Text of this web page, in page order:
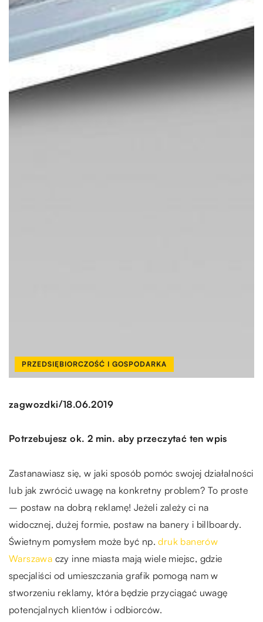
PRZEDSIĘBIORCZOŚĆ I GOSPODARKA
zagwozdki/18.06.2019
Potrzebujesz ok. 2 min. aby przeczytać ten wpis
Zastanawiasz się, w jaki sposób pomóc swojej działalności
lub jak zwrócić uwagę na konkretny problem? To proste
– postaw na dobrą reklamę! Jeżeli zależy ci na
widocznej, dużej formie, postaw na banery i billboardy.
Świetnym pomysłem może być np.druk banerów
Warszawa czy inne miasta mają wiele miejsc, gdzie
specjaliści od umieszczania grafik pomogą nam w
stworzeniu reklamy, która będzie przyciągać uwagę
potencjalnych klientów i odbiorców.